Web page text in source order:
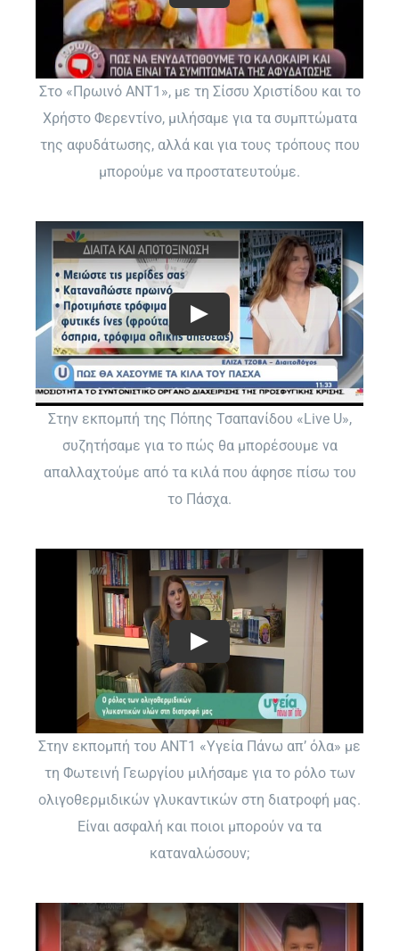
Στο «Πρωινό ΑΝΤ1», με τη Σίσσυ Χριστίδου και το
Χρήστο Φερεντίνο, μιλήσαμε για τα συμπτώματα
της αφυδάτωσης, αλλά και για τους τρόπους που
μπορούμε να προστατευτούμε.
Στην εκπομπή της Πόπης Τσαπανίδου «Live U»,
συζητήσαμε για το πώς θα μπορέσουμε να
απαλλαχτούμε από τα κιλά που άφησε πίσω του
το Πάσχα.
Στην εκπομπή του ΑΝΤ1 «Υγεία Πάνω απ’ όλα» με
τη Φωτεινή Γεωργίου μιλήσαμε για το ρόλο των
ολιγοθερμιδικών γλυκαντικών στη διατροφή μας.
Είναι ασφαλή και ποιοι μπορούν να τα
καταναλώσουν;